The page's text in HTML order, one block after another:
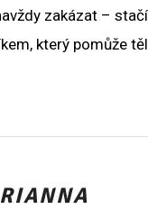
zakázat –
který pomůže